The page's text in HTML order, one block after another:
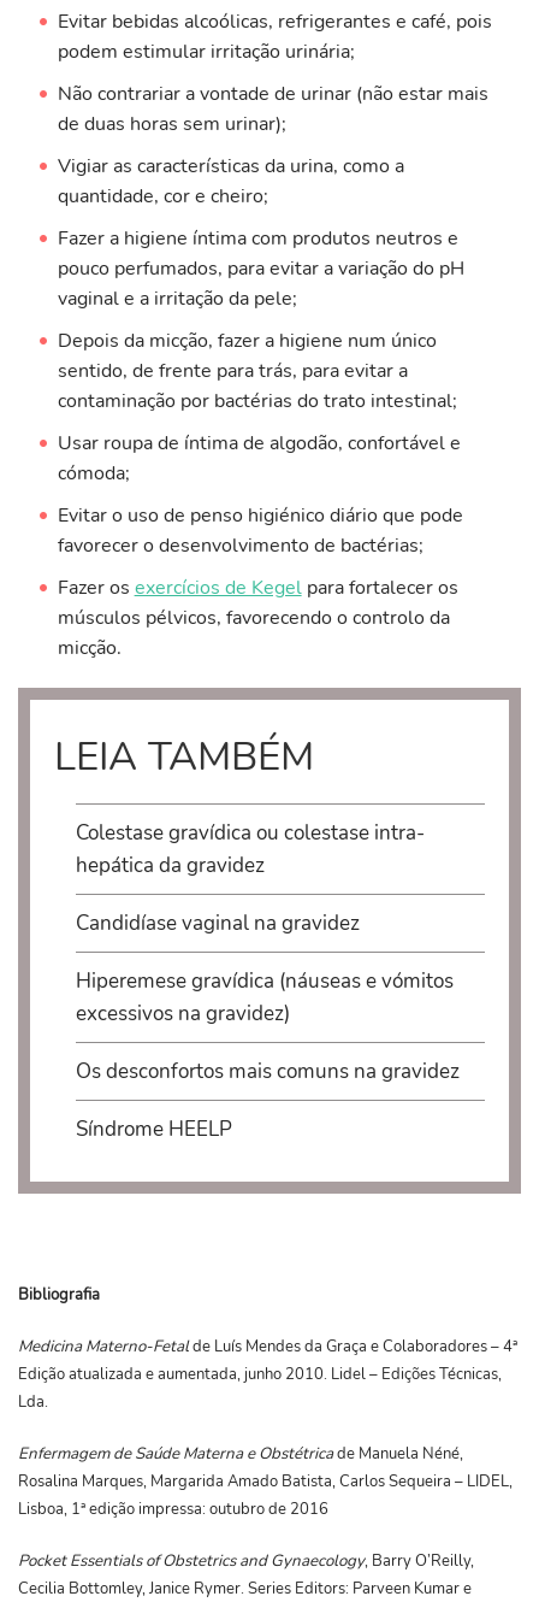
Evitar bebidas alcoólicas, refrigerantes e café, pois
podem estimular irritação urinária;
Não contrariar a vontade de urinar (não estar mais
de duas horas sem urinar);
Vigiar as características da urina, como a
quantidade, cor e cheiro;
Fazer a higiene íntima com produtos neutros e
pouco perfumados, para evitar a variação do pH
vaginal e a irritação da pele;
Depois da micção, fazer a higiene num único
sentido, de frente para trás, para evitar a
contaminação por bactérias do trato intestinal;
Usar roupa de íntima de algodão, confortável e
cómoda;
Evitar o uso de penso higiénico diário que pode
favorecer o desenvolvimento de bactérias;
Fazer os exercícios de Kegelpara fortalecer os
músculos pélvicos, favorecendo o controlo da
micção.
LEIA TAMBÉM
Colestase gravídica ou colestase intra-
hepática da gravidez
Candidíase vaginal na gravidez
Hiperemese gravídica (náuseas e vómitos
excessivos na gravidez)
Os desconfortos mais comuns na gravidez
Síndrome HEELP
Bibliografia
Medicina Materno-Fetalde Luís Mendes da Graça e Colaboradores – 4ª
Edição atualizada e aumentada, junho 2010. Lidel – Edições Técnicas,
Lda.
Enfermagem de Saúde Materna e Obstétricade Manuela Néné,
Rosalina Marques, Margarida Amado Batista, Carlos Sequeira – LIDEL,
Lisboa, 1ª edição impressa: outubro de 2016
Pocket Essentials of Obstetrics and Gynaecology, Barry O’Reilly,
Cecilia Bottomley, Janice Rymer. Series Editors: Parveen Kumar e